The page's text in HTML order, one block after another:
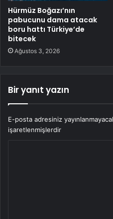
Hürmüz Boğazı’nın
pabucunu dama atacak
boru hattı Türkiye’de
bitecek
Ağustos 3, 2026
Bir yanıt yazın
E-posta adresiniz
işaretlenmişlerdir